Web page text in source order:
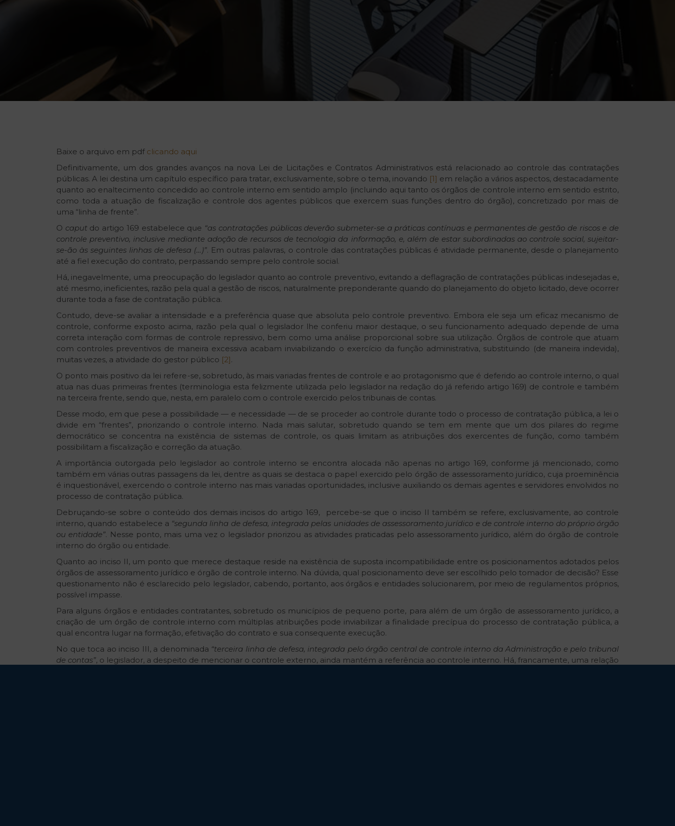
Baixe o arquivo em pdf clicando aqui
Definitivamente, um dos grandes avanços na nova Lei de Licitações e Contratos Administrativos está relacionado ao controle das contratações
públicas. A lei destina um capítulo específico para tratar, exclusivamente, sobre o tema, inovando [1] em relação a vários aspectos, destacadamente
quanto ao enaltecimento concedido ao controle interno em sentido amplo (incluindo aqui tanto os órgãos de controle interno em sentido estrito,
como toda a atuação de fiscalização e controle dos agentes públicos que exercem suas funções dentro do órgão), concretizado por mais de
uma “linha de frente”.
O caputdo artigo 169 estabelece que “as contratações públicas deverão submeter-se a práticas contínuas e permanentes de gestão de riscos e de
controle preventivo, inclusive mediante adoção de recursos de tecnologia da informação, e, além de estar subordinadas ao controle social, sujeitar-
se-ão às seguintes linhas de defesa (…)”. Em outras palavras, o controle das contratações públicas é atividade permanente, desde o planejamento
até a fiel execução do contrato, perpassando sempre pelo controle social.
Há, inegavelmente, uma preocupação do legislador quanto ao controle preventivo, evitando a deflagração de contratações públicas indesejadas e,
até mesmo, ineficientes, razão pela qual a gestão de riscos, naturalmente preponderante quando do planejamento do objeto licitado, deve ocorrer
durante toda a fase de contratação pública.
Contudo, deve-se avaliar a intensidade e a preferência quase que absoluta pelo controle preventivo. Embora ele seja um eficaz mecanismo de
controle, conforme exposto acima, razão pela qual o legislador lhe conferiu maior destaque, o seu funcionamento adequado depende de uma
correta interação com formas de controle repressivo, bem como uma análise proporcional sobre sua utilização. Órgãos de controle que atuam
com controles preventivos de maneira excessiva acabam inviabilizando o exercício da função administrativa, substituindo (de maneira indevida),
muitas vezes, a atividade do gestor público [2].
O ponto mais positivo da lei refere-se, sobretudo, às mais variadas frentes de controle e ao protagonismo que é deferido ao controle interno, o qual
atua nas duas primeiras frentes (terminologia esta felizmente utilizada pelo legislador na redação do já referido artigo 169) de controle e também
na terceira frente, sendo que, nesta, em paralelo com o controle exercido pelos tribunais de contas.
Desse modo, em que pese a possibilidade — e necessidade — de se proceder ao controle durante todo o processo de contratação pública, a lei o
divide em“frentes”, priorizando o controle interno. Nada mais salutar, sobretudo quando se tem em mente que um dos pilares do regime
democrático se concentra na existência de sistemas de controle, os quais limitam as atribuições dos exercentes de função, como também
possibilitam a fiscalização e correção da atuação.
A importância outorgada pelo legislador ao controle interno se encontra alocada não apenas no artigo 169, conforme já mencionado, como
também em várias outras passagens da lei, dentre as quais se destaca o papel exercido pelo órgão de assessoramento jurídico, cuja proeminência
é inquestionável, exercendo o controle interno nas mais variadas oportunidades, inclusive auxiliando os demais agentes e servidores envolvidos no
processo de contratação pública.
Debruçando-se sobre o conteúdo dos demais incisos do artigo 169, percebe-se que o inciso II também se refere, exclusivamente, ao controle
interno, quando estabelece a “segunda linha de defesa, integrada pelas unidades de assessoramento jurídico e de controle interno do próprio órgão
ou entidade”. Nesse ponto, mais uma vez o legislador priorizou as atividades praticadas pelo assessoramento jurídico, além do órgão de controle
interno do órgão ou entidade.
Quanto ao inciso II, um ponto que merece destaque reside na existência de suposta incompatibilidade entre os posicionamentos adotados pelos
órgãos de assessoramento jurídico e órgão de controle interno. Na dúvida, qual posicionamento deve ser escolhido pelo tomador de decisão? Esse
questionamento não é esclarecido pelo legislador, cabendo, portanto, aos órgãos e entidades solucionarem, por meio de regulamentos próprios,
possível impasse.
Para alguns órgãos e entidades contratantes, sobretudo os municípios de pequeno porte, para além de um órgão de assessoramento jurídico, a
criação de um órgão de controle interno com múltiplas atribuições pode inviabilizar a finalidade precípua do processo de contratação pública, a
qual encontra lugar na formação, efetivação do contrato e sua consequente execução.
No que toca ao inciso III, a denominada “terceira linha de defesa, integrada pelo órgão central de controle interno da Administração e pelo tribunal
de contas”, o legislador, a despeito de mencionar o controle externo, ainda mantém a referência ao controle interno. Há, francamente, uma relação